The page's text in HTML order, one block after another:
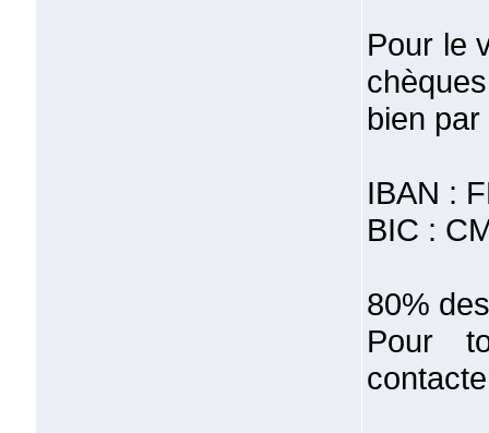
Pour le
bien
IBAN :
BIC :
80%
Pour